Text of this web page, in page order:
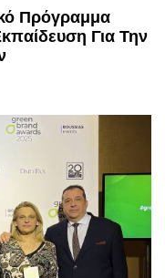
Πρόγραμμα
Για Την